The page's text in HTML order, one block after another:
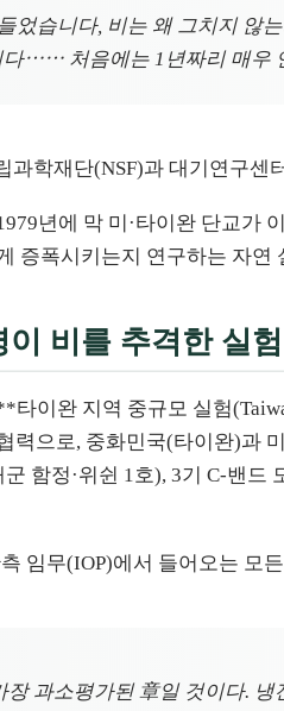
었습니다, 비는 왜 그치지 않
⋯⋯ 처음에는 1년짜리 매우
과학재단(NSF)과 대기연구
년에 막 미·타이완 단교가
증폭시키는지 연구하는 자
비를 추격한 실험
타이완 지역 중규모 실험
력으로, 중화민국(타이완)과
함정·위쉰 1호), 3기 C-밴
임무(IOP)에서 들어오는 모
과소평가된 章일 것이다.